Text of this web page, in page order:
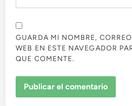
GUARDA MI NOMBRE,
WEB EN ESTE NAVEGADOR
QUE COMENTE.